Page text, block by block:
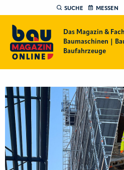
SUCHE MESSEN
Das Magazin &
Baumaschinen |
Baufahrzeuge